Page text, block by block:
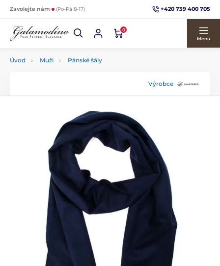
Zavolejte nám (Po-Pá 8-17) +420 739 400 705
0
Menu
Úvod Muži Pánské šály
Výrobce